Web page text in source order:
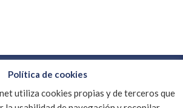
DESCARGAR CATALOGO PDF
Política de cookies
utiliza cookies propias y de terceros que